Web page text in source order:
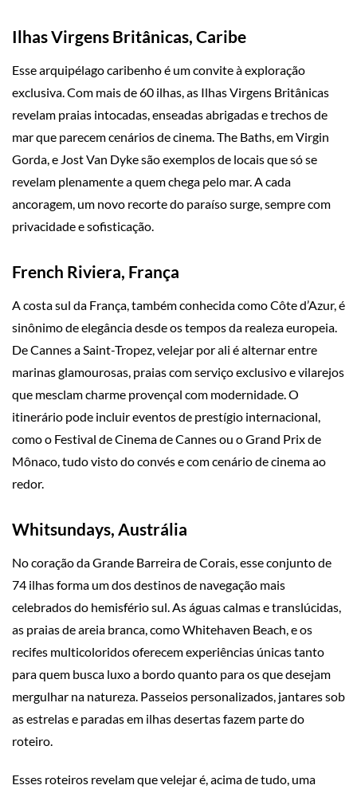
Ilhas Virgens Britânicas, Caribe
Esse arquipélago caribenho é um convite à exploração
exclusiva. Com mais de 60 ilhas, as Ilhas Virgens Britânicas
revelam praias intocadas, enseadas abrigadas e trechos de
mar que parecem cenários de cinema. The Baths, em Virgin
Gorda, e Jost Van Dyke são exemplos de locais que só se
revelam plenamente a quem chega pelo mar. A cada
ancoragem, um novo recorte do paraíso surge, sempre com
privacidade e sofisticação.
French Riviera, França
A costa sul da França, também conhecida como Côte d’Azur, é
sinônimo de elegância desde os tempos da realeza europeia.
De Cannes a Saint-Tropez, velejar por ali é alternar entre
marinas glamourosas, praias com serviço exclusivo e vilarejos
que mesclam charme provençal com modernidade. O
itinerário pode incluir eventos de prestígio internacional,
como o Festival de Cinema de Cannes ou o Grand Prix de
Mônaco, tudo visto do convés e com cenário de cinema ao
redor.
Whitsundays, Austrália
No coração da Grande Barreira de Corais, esse conjunto de
74 ilhas forma um dos destinos de navegação mais
celebrados do hemisfério sul. As águas calmas e translúcidas,
as praias de areia branca, como Whitehaven Beach, e os
recifes multicoloridos oferecem experiências únicas tanto
para quem busca luxo a bordo quanto para os que desejam
mergulhar na natureza. Passeios personalizados, jantares sob
as estrelas e paradas em ilhas desertas fazem parte do
roteiro.
Esses roteiros revelam que velejar é, acima de tudo, uma